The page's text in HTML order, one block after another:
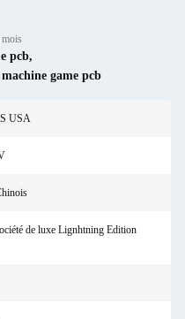
mois
pcb,
game pcb
USA
de luxe Lignhtning Edition